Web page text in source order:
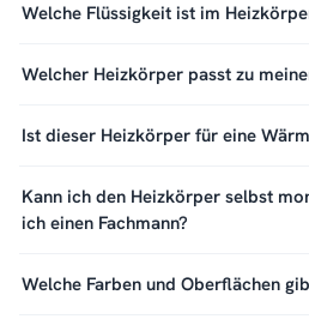
Welche Flüssigkeit ist im
Welcher Heizkörper passt zu
Ist dieser Heizkörper für eine
Kann ich den Heizkörper selbst
ich einen Fachmann?
Welche Farben und Oberflächen